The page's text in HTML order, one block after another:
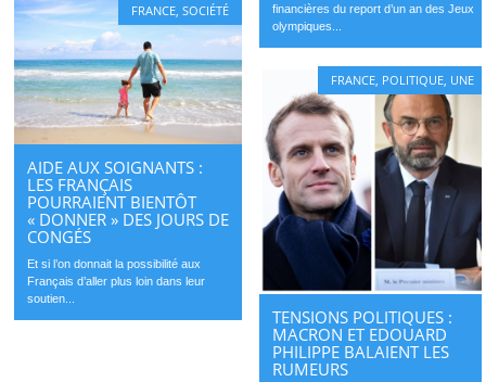
financières du report d’un an des Jeux
olympiques...
FRANCE ,SOCIÉTÉ
AIDE AUX SOIGNANTS :
LES FRANÇAIS
POURRAIENT BIENTÔT
« DONNER » DES JOURS DE
CONGÉS
Et si l’on donnait la possibilité aux
Français d’aller plus loin dans leur
soutien...
FRANCE, POLITIQUE, UNE
TENSIONS POLITIQUES :
MACRON ET EDOUARD
PHILIPPE BALAIENT LES
RUMEURS